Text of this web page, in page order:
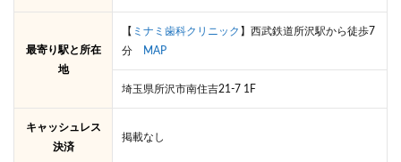
最寄り駅と所在
地
【 ミナミ歯科クリニック 】西武鉄道所沢駅から徒歩7
分
MAP
埼玉県所沢市南住吉21-7 1F
キャッシュレス
決済
掲載なし